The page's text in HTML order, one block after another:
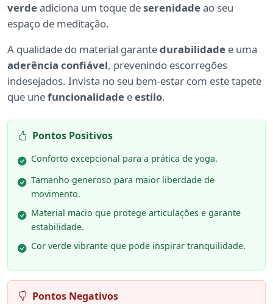
verdeadiciona um toque deserenidadeao seu
espaço de meditação.
A qualidade do material garantedurabilidade e uma
aderência confiável, prevenindo escorregões
indesejados. Invista no seu bem-estar com este tapete
que unefuncionalidade eestilo.
Pontos Positivos
Conforto excepcional para a prática de yoga.
Tamanho generoso para maior liberdade de
movimento.
Material macio que protege articulações e garante
estabilidade.
Cor verde vibrante que pode inspirar tranquilidade.
Pontos Negativos